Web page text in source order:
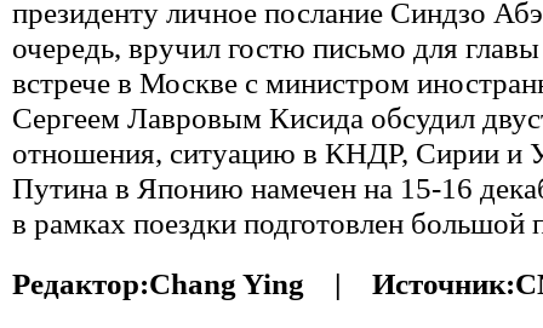
президенту личное послание Синдзо
очередь, вручил гостю письмо для
встрече в Москве с министром
Сергеем Лавровым Кисида обсудил
отношения, ситуацию в КНДР, Сирии и
Путина в Японию намечен на 15-16
в рамках поездки подготовлен большой
Редактор:Chang Ying | Источник: